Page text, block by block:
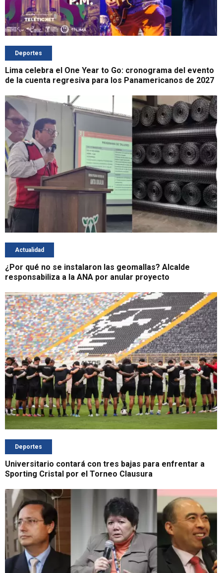
Deportes
Lima celebra el One Year to Go: cronograma del evento
de la cuenta regresiva para los Panamericanos de 2027
Actualidad
¿Por qué no se instalaron las geomallas? Alcalde
responsabiliza a la ANA por anular proyecto
Deportes
Universitario contará con tres bajas para enfrentar a
Sporting Cristal por el Torneo Clausura